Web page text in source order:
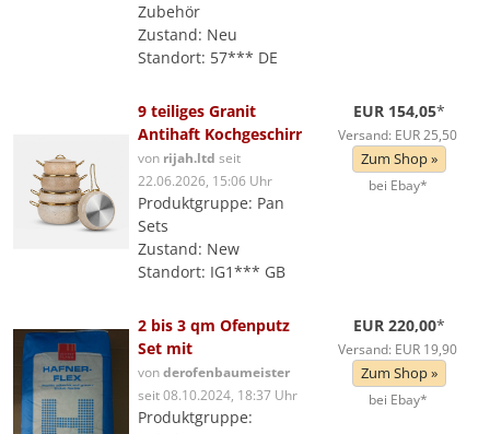
Zubehör
Zustand: Neu
Standort: 57*** DE
9 teiliges Granit
Antihaft Kochgeschirr
von rijah.ltd seit
22.06.2026, 15:06 Uhr
Produktgruppe: Pan
Sets
Zustand: New
Standort: IG1*** GB
EUR 154,05*
Versand: EUR 25,50
Zum Shop »
bei Ebay*
2 bis 3 qm Ofenputz
Set mit
vonderofenbaumeister
seit 08.10.2024, 18:37 Uhr
Produktgruppe:
EUR 220,00*
Versand: EUR 19,90
Zum Shop »
bei Ebay*